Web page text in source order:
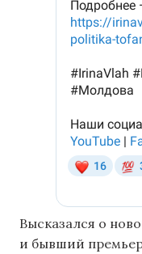
Высказался о
и бывший